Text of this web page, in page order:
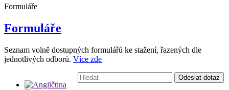
Formuláře
Formuláře
Seznam volně dostupných formulářů ke stažení, řazených dle
jednotlivých odborů. Více zde
Vyhledávání:
Odeslat dotaz